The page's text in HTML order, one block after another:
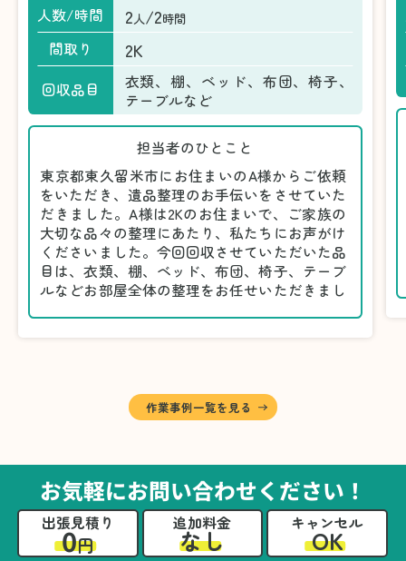
人数/時間
2人 /2時間
間取り 2K
回収品目
衣類、棚、ベッド、布団、椅子、
テーブルなど
担当者のひとこと
東京都東久留米市にお住まいのA様からご依頼
をいただき、遺品整理のお手伝いをさせていた
だきました。A様は2Kのお住まいで、ご家族の
大切な品々の整理にあたり、私たちにお声がけ
くださいました。今回回収させていただいた品
目は、衣類、棚、ベッド、布団、椅子、テーブ
ルなどお部屋全体の整理をお任せいただきまし
に仕分けしました。
A様から「手際よく進めてくれて助かりまし
るのは難しかったと思います」との温かいお言
葉をいただきました。遺品整理という心の負担
が大きい作業において、少しでもA様の力にな
れたことをスタッフ一同嬉しく思います。
作業事例一覧を見る
お気軽にお問い合わせください！
出張見積り
0円
追加料金
なし
キャンセル
OK